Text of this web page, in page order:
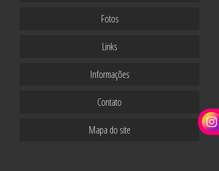
Fotos
Links
Informações
Contato
Mapa do site